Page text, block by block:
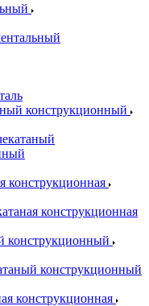
конструкционный
конструкционная
конструкционная
конструкционный
конструкционный
конструкционная